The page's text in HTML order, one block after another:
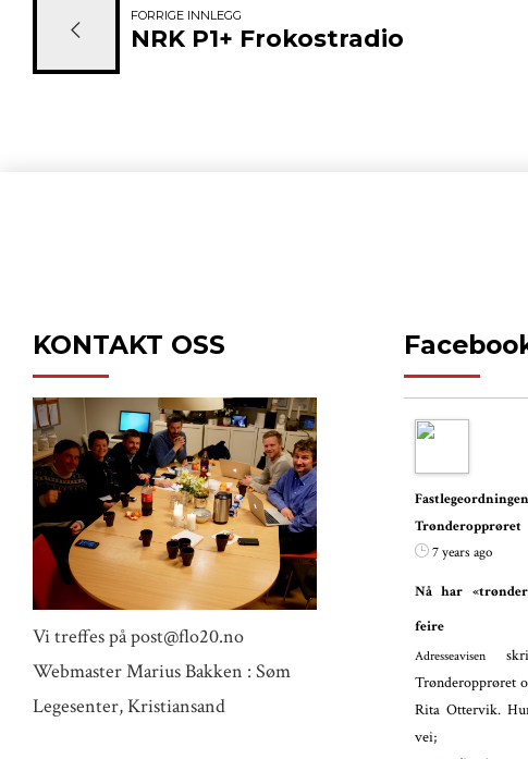
FORRIGE INNLEGG
NRK P1+ Frokostradio
KONTAKT OSS
Vi treffes på post@flo20.no
Webmaster Marius Bakken : Søm
Legesenter, Kristiansand
Trønderopprøret
7 years ago
Nå har
feire
Adresseavisen
Trønderopprøret
Rita Ottervik.
vei;